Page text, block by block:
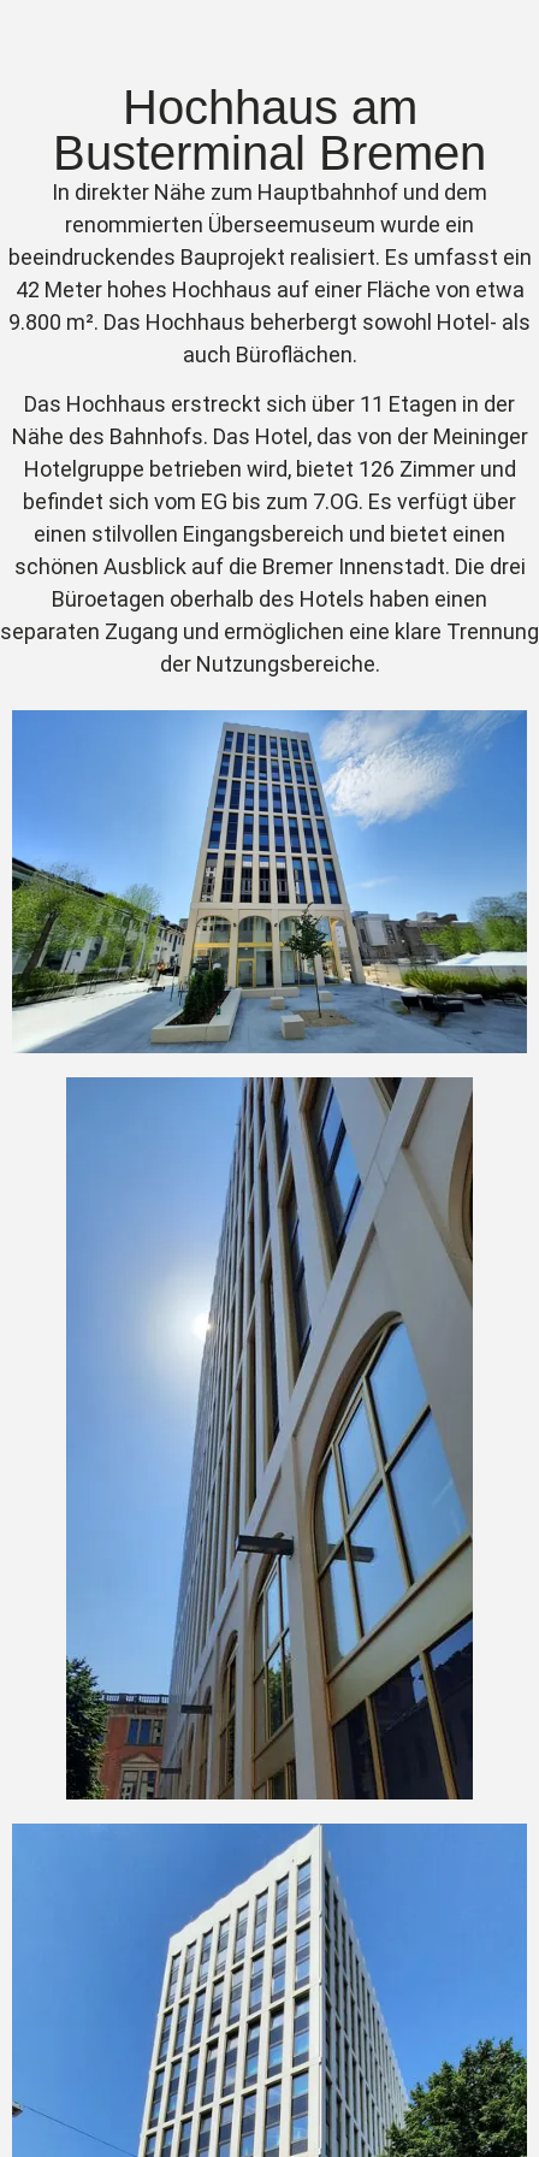
Hochhaus am
Busterminal Bremen
In direkter Nähe zum Hauptbahnhof und dem
renommierten Überseemuseum wurde ein
beeindruckendes Bauprojekt realisiert. Es umfasst ein
42 Meter hohes Hochhaus auf einer Fläche von etwa
9.800 m². Das Hochhaus beherbergt sowohl Hotel- als
auch Büroflächen.
Das Hochhaus erstreckt sich über 11 Etagen in der
Nähe des Bahnhofs. Das Hotel, das von der Meininger
Hotelgruppe betrieben wird, bietet 126 Zimmer und
befindet sich vom EG bis zum 7.OG. Es verfügt über
einen stilvollen Eingangsbereich und bietet einen
schönen Ausblick auf die Bremer Innenstadt. Die drei
Büroetagen oberhalb des Hotels haben einen
separaten Zugang und ermöglichen eine klare Trennung
der Nutzungsbereiche.